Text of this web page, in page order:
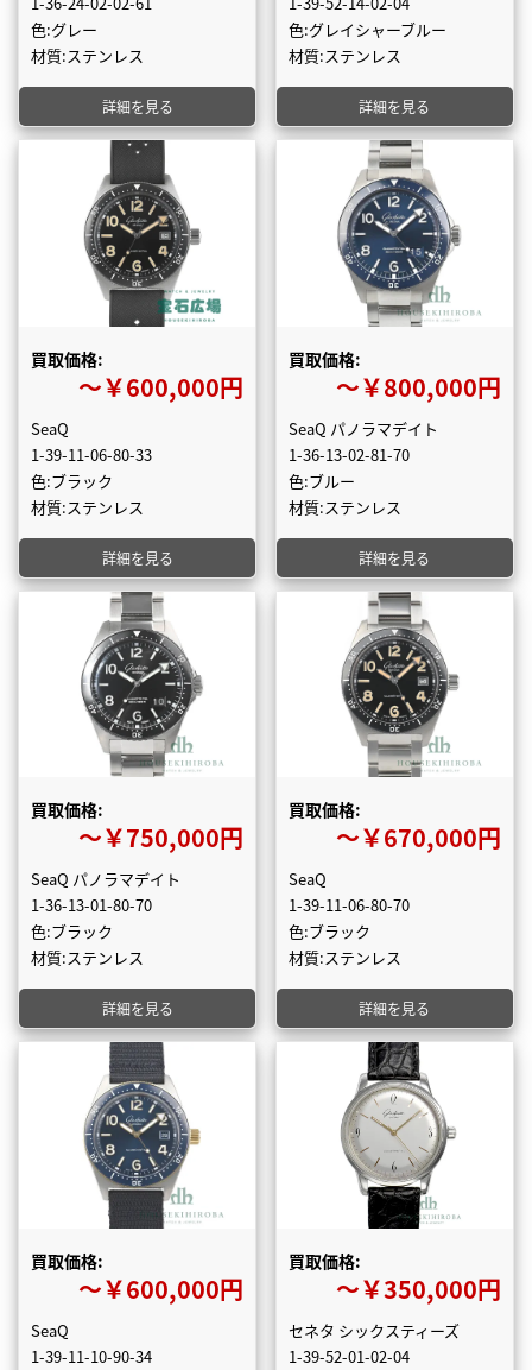
色:グレー
材質:ステンレス
詳細を見る
色:グレイシャーブルー
材質:ステンレス
詳細を見る
買取価格:
〜￥600,000円
SeaQ
1-39-11-06-80-33
色:ブラック
材質:ステンレス
詳細を見る
買取価格:
〜￥800,000円
SeaQ パノラマデイト
1-36-13-02-81-70
色:ブルー
材質:ステンレス
詳細を見る
買取価格:
〜￥750,000円
SeaQ パノラマデイト
1-36-13-01-80-70
色:ブラック
材質:ステンレス
詳細を見る
買取価格:
〜￥670,000円
SeaQ
1-39-11-06-80-70
色:ブラック
材質:ステンレス
詳細を見る
買取価格:
〜￥600,000円
SeaQ
1-39-11-10-90-34
買取価格:
〜￥350,000円
セネタ シックスティーズ
1-39-52-01-02-04